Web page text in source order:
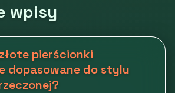
wpisy
pierścionki
dopasowane do stylu